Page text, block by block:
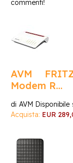
commenti!
AVM
Modem R…
di AVM Disponibile
Acquista: EUR